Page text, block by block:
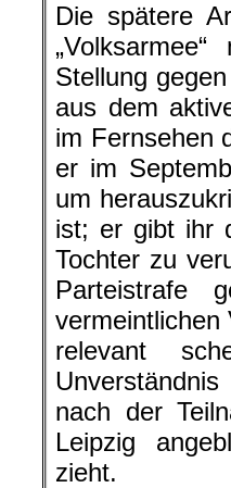
Die spätere
Stellung
aus dem
im Fernsehen
er im
um
ist; er gibt ihr
Tochter zu
Parteistrafe
relevant
nach der
Leipzig
zieht.